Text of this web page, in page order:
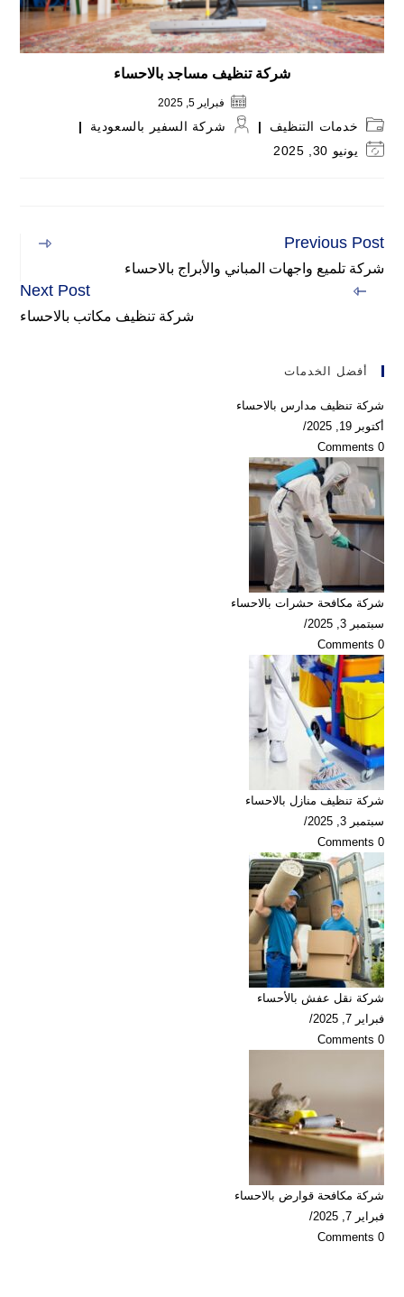
شركة تنظيف مساجد بالاحساء
فبراير 5, 2025
Post
category:
خدمات التنظيف
Post شركة السفير بالسعودية
Post يونيو 30, 2025
Read
articles
Previous Post
شركة تلميع واجهات المباني والأبراج بالاحساء
Next Post
شركة تنظيف مكاتب بالاحساء
أفضل الخدمات
شركة تنظيف مدارس بالاحساء
أكتوبر 19, 2025
/
0 Comments
شركة مكافحة حشرات بالاحساء
سبتمبر 3, 2025
/
0 Comments
شركة تنظيف منازل بالاحساء
سبتمبر 3, 2025
/
0 Comments
شركة نقل عفش بالأحساء
فبراير 7, 2025
/
0 Comments
شركة مكافحة قوارض بالاحساء
فبراير 7, 2025
/
0 Comments